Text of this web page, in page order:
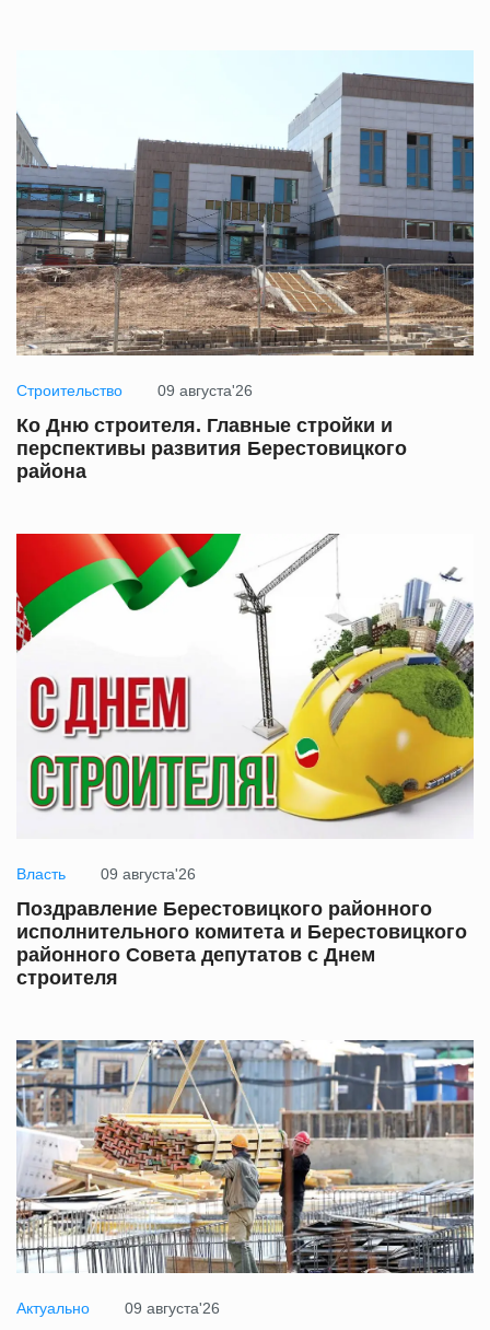
Строительство 09 августа'26
Ко Дню строителя. Главные стройки и
перспективы развития Берестовицкого
района
Власть 09 августа'26
Поздравление Берестовицкого районного
исполнительного комитета и Берестовицкого
районного Совета депутатов с Днем
строителя
Актуально 09 августа'26